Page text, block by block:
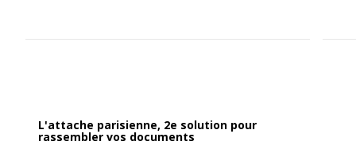
L'attache parisienne, 2e solution pour
rassembler vos documents